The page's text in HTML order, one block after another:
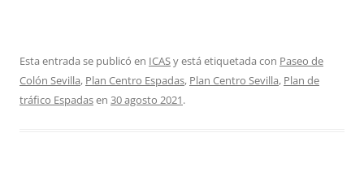
Esta entrada se publicó en ICASy está etiquetada con Paseo de
Colón Sevilla, Plan Centro Espadas, Plan Centro Sevilla, Plan de
tráfico Espadasen 30 agosto 2021.